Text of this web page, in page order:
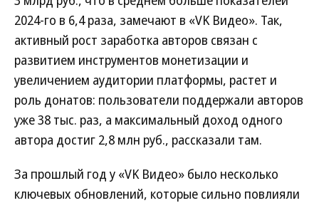
2024-го в 6,4 раза, замечают в «VK Видео». Так,
активный рост заработка авторов связан с
развитием инструментов монетизации и
увеличением аудитории платформы, растет и
роль донатов: пользователи поддержали авторов
уже 38 тыс. раз, а максимальный доход одного
автора достиг 2,8 млн руб., рассказали там.
За прошлый год у «VK Видео» было несколько
ключевых обновлений, которые сильно повлияли